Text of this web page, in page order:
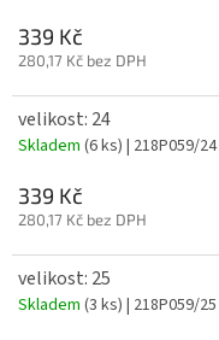
339 Kč
280,17 Kč bez DPH
velikost: 24
Skladem (6 ks) | 218P059/24
339 Kč
280,17 Kč bez DPH
velikost: 25
Skladem (3 ks) | 218P059/25